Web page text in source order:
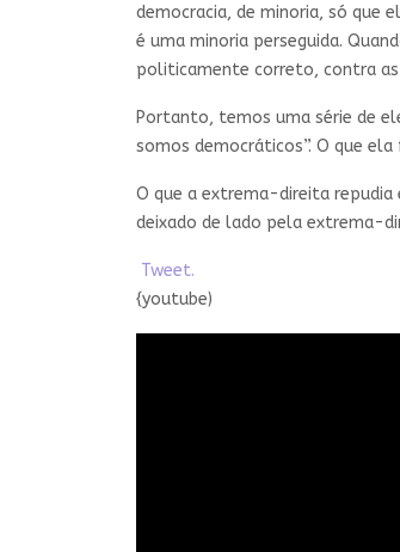
democracia, de minoria, só que
é uma minoria perseguida.
politicamente correto, contra as
Portanto, temos uma série de
somos democráticos”. O que
O que a extrema-direita repudia
deixado de lado pela extrema-
Tweet.
{youtube)